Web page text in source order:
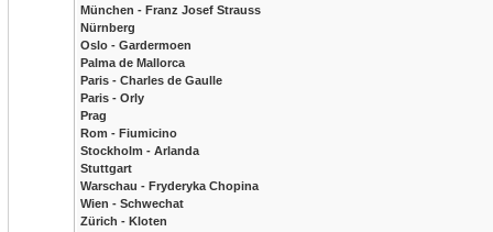
München - Franz Josef Strauss
Nürnberg
Oslo - Gardermoen
Palma de Mallorca
Paris - Charles de Gaulle
Paris - Orly
Prag
Rom - Fiumicino
Stockholm - Arlanda
Stuttgart
Warschau - Fryderyka Chopina
Wien - Schwechat
Zürich - Kloten